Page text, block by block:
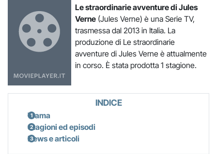
Le straordinarie avventure di Jules
Verne(Jules Verne) è una Serie TV,
trasmessa dal 2013 in Italia. La
produzione di Le straordinarie
avventure di Jules Verne è attualmente
in corso. È stata prodotta 1 stagione.
INDICE
Trama
Stagioni ed episodi
News e articoli